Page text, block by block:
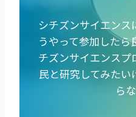
シチズンサイエン
うやって参加したら
チズンサイエンスプ
民と研究してみた
ら